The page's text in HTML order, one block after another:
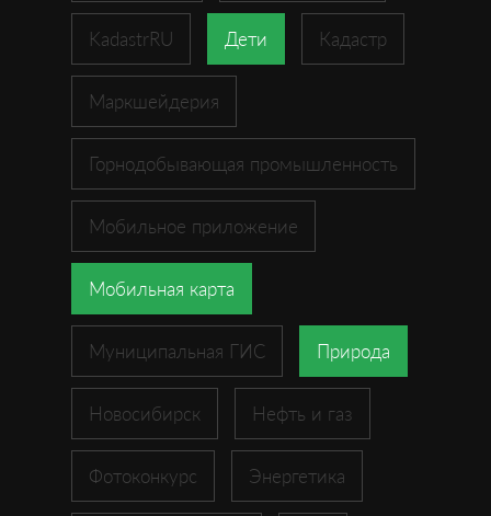
KadastrRU Дети Кадастр
Маркшейдерия
Горнодобывающая промышленность
Мобильное приложение
Мобильная карта
Муниципальная ГИС Природа
Новосибирск Нефть и газ
Фотоконкурс Энергетика